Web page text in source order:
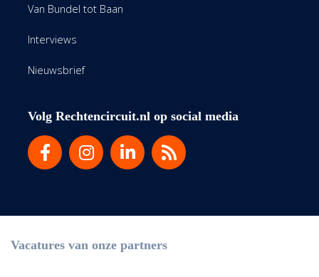
Van Bundel tot Baan
Interviews
Nieuwsbrief
Volg Rechtencircuit.nl op social media
Vacatures van onze partners